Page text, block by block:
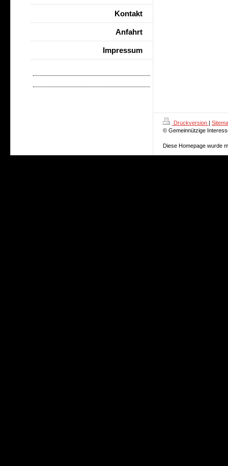
Kontakt
Anfahrt
Impressum
Druckversion |
© Gemeinnützige
Diese Homepage wurde